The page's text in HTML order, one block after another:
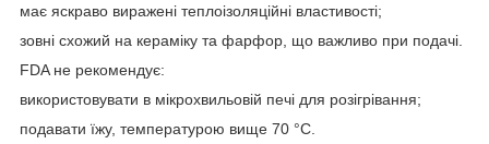
має яскраво виражені теплоізоляційні властивості;
зовні схожий на кераміку та фарфор, що важливо при подачі.
FDA не рекомендує:
використовувати в мікрохвильовій печі для розігрівання;
подавати їжу, температурою вище 70 °С.